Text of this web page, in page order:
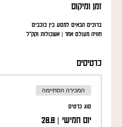
זמן ומיקום
ברוכים הבאים למסע בין כוכבים
חוויה מעולם אחר | אשכולות וקק"ל
כרטיסים
המכירה הסתיימה
סוג כרטיס
יום חמישי | 28.8